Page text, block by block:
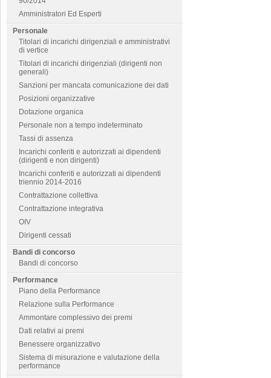
Amministratori Ed Esperti
Personale
Titolari di incarichi dirigenziali e amministrativi
di vertice
Titolari di incarichi dirigenziali (dirigenti non
generali)
Sanzioni per mancata comunicazione dei dati
Posizioni organizzative
Dotazione organica
Personale non a tempo indeterminato
Tassi di assenza
Incarichi conferiti e autorizzati ai dipendenti
(dirigenti e non dirigenti)
Incarichi conferiti e autorizzati ai dipendenti
triennio 2014-2016
Contrattazione collettiva
Contrattazione integrativa
OIV
Dirigenti cessati
Bandi di concorso
Bandi di concorso
Performance
Piano della Performance
Relazione sulla Performance
Ammontare complessivo dei premi
Dati relativi ai premi
Benessere organizzativo
Sistema di misurazione e valutazione della
performance